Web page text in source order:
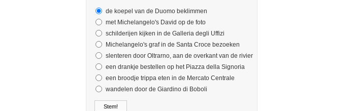
de koepel van de Duomo beklimmen
met Michelangelo's David op de foto
schilderijen kijken in de Galleria degli Uffizi
Michelangelo's graf in de Santa Croce bezoeken
slenteren door Oltrarno, aan de overkant van de rivier
een drankje bestellen op het Piazza della Signoria
een broodje trippa eten in de Mercato Centrale
wandelen door de Giardino di Boboli